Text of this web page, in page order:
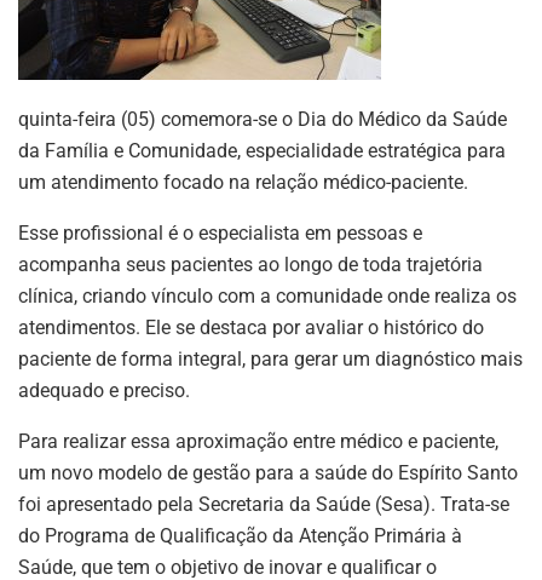
quinta-feira (05) comemora-se o Dia do Médico da Saúde
da Família e Comunidade, especialidade estratégica para
um atendimento focado na relação médico-paciente.
Esse profissional é o especialista em pessoas e
acompanha seus pacientes ao longo de toda trajetória
clínica, criando vínculo com a comunidade onde realiza os
atendimentos. Ele se destaca por avaliar o histórico do
paciente de forma integral, para gerar um diagnóstico mais
adequado e preciso.
Para realizar essa aproximação entre médico e paciente,
um novo modelo de gestão para a saúde do Espírito Santo
foi apresentado pela Secretaria da Saúde (Sesa). Trata-se
do Programa de Qualificação da Atenção Primária à
Saúde, que tem o objetivo de inovar e qualificar o